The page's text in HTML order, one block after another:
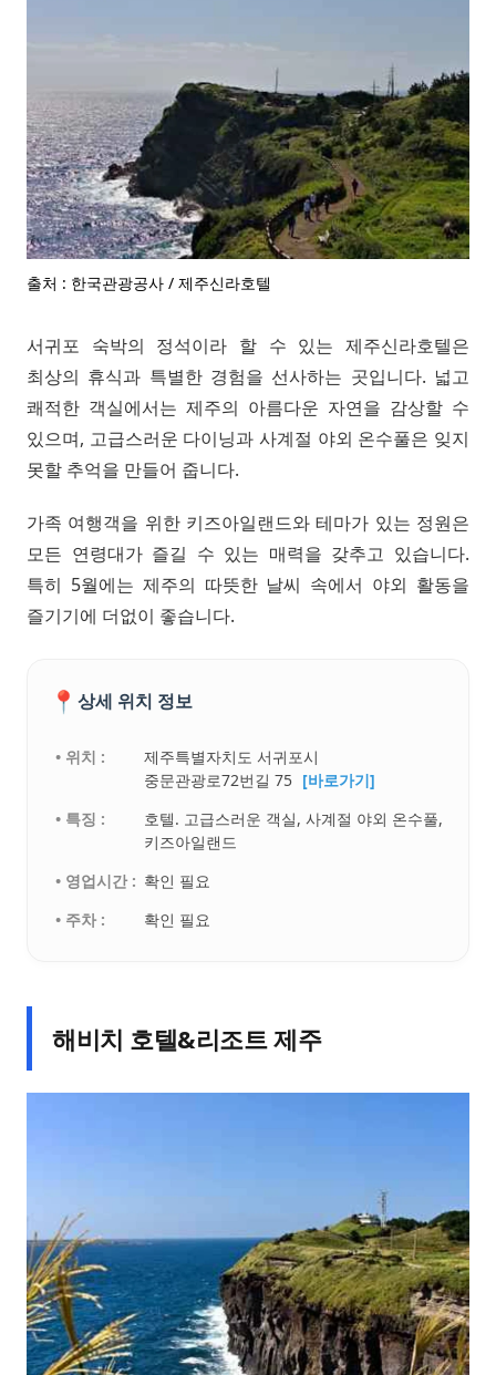
출처 : 한국관광공사 / 제주신라호텔
서귀포 숙박의 정석이라 할 수 있는 제주신라호텔은
최상의 휴식과 특별한 경험을 선사하는 곳입니다. 넓고
쾌적한 객실에서는 제주의 아름다운 자연을 감상할 수
있으며, 고급스러운 다이닝과 사계절 야외 온수풀은 잊지
못할 추억을 만들어 줍니다.
가족 여행객을 위한 키즈아일랜드와 테마가 있는 정원은
모든 연령대가 즐길 수 있는 매력을 갖추고 있습니다.
특히 5월에는 제주의 따뜻한 날씨 속에서 야외 활동을
즐기기에 더없이 좋습니다.
📍 상세 위치 정보
• 위치 :
제주특별자치도 서귀포시
중문관광로72번길 75 [바로가기]
• 특징 :
호텔. 고급스러운 객실, 사계절 야외 온수풀,
키즈아일랜드
• 영업시간 : 확인 필요
• 주차 :
확인 필요
해비치 호텔&리조트 제주